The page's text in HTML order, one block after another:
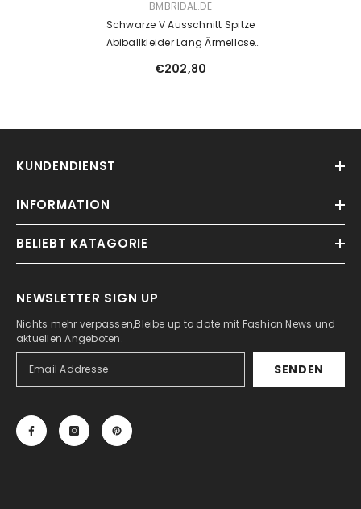
BMBRIDAL.DE
Schwarze V Ausschnitt Spitze
Abiballkleider Lang Ärmellose
Abendkleider
€202,80
KUNDENDIENST
INFORMATION
BELIEBT KATAGORIE
NEWSLETTER SIGN UP
Nichts mehr verpassen,Bleibe up to date mit Fashion News und
aktuellen Angeboten.
SENDEN